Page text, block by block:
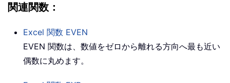
関連関数：
Excel 関数 EVEN
EVEN 関数は、数値をゼロから離れる方向へ最も近い
偶数に丸めます。